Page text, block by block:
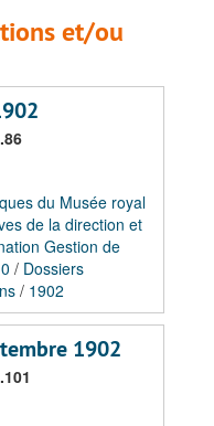
et/ou
du Musée royal
de la direction et
Gestion de
/ Dossiers
/ 1902
1902